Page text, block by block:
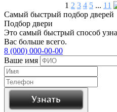
1 2 3 4 5 ... 11
Самый быстрый подбор дверей
Подбор двери
Это самый быстрый способ
Вас больше всего.
8 (000) 000-00-00
Ваше имя